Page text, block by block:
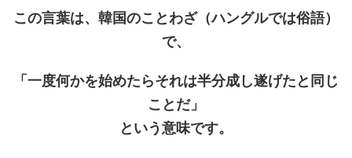
この言葉は、韓国のことわざ（ハングルでは俗語）
で、
「一度何かを始めたらそれは半分成し遂げたと同じ
ことだ」
という意味です。